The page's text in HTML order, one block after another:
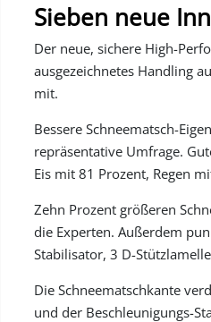
Sieben neue
Der neue, sichere High-
ausgezeichnetes Handling
mit.
Bessere Schneematsch-
repräsentative Umfrage.
Eis mit 81 Prozent, Regen
Zehn Prozent größeren
die Experten. Außerdem
Stabilisator, 3 D-
Die Schneematschkante
und der Beschleunigungs-